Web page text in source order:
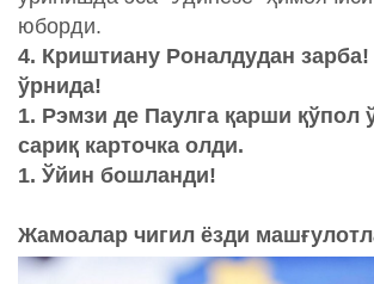
юборди.
4. Криштиану Роналдудан
ўрнида!
1. Рэмзи де Паулга қарши қўпол
сариқ карточка олди.
1. Ўйин бошланди!
Жамоалар чигил ёзди